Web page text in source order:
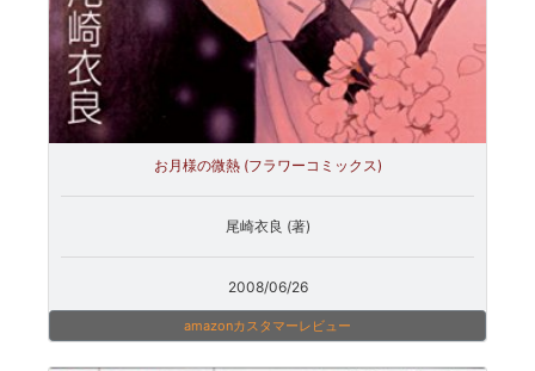
お月様の微熱 (フラワーコミックス)
尾崎衣良 (著)
2008/06/26
amazonカスタマーレビュー